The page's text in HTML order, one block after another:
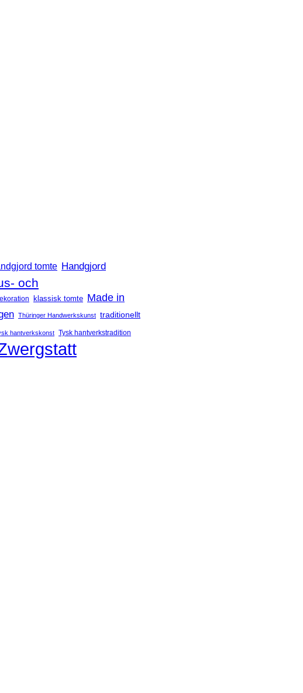
tomte Handgjord
och
klassisk tomte Made in
Thüringer Handwerkskunst traditionellt
hantverkskonst Tysk hantverkstradition